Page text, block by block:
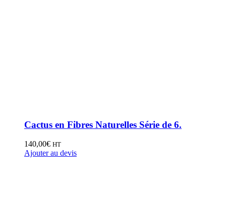
Cactus en Fibres Naturelles Série de 6.
140,00€ HT
Ajouter au devis